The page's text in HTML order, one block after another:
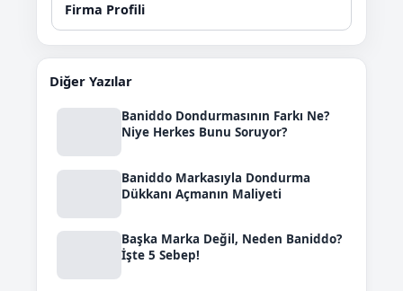
Firma Profili
Diğer Yazılar
Baniddo Dondurmasının Farkı Ne?
Niye Herkes Bunu Soruyor?
Baniddo Markasıyla Dondurma
Dükkanı Açmanın Maliyeti
Başka Marka Değil, Neden Baniddo?
İşte 5 Sebep!